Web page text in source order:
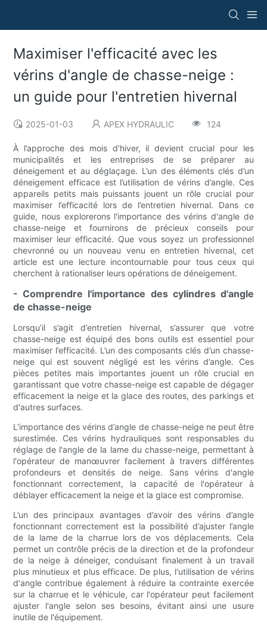
Maximiser l'efficacité avec les
vérins d'angle de chasse-neige :
un guide pour l'entretien hivernal
2025-01-03 APEX HYDRAULIC 124
À l’approche des mois d’hiver, il devient crucial pour les
municipalités et les entreprises de se préparer au
déneigement et au déglaçage. L’un des éléments clés d’un
déneigement efficace est l’utilisation de vérins d’angle. Ces
appareils petits mais puissants jouent un rôle crucial pour
maximiser l’efficacité lors de l’entretien hivernal. Dans ce
guide, nous explorerons l'importance des vérins d'angle de
chasse-neige et fournirons de précieux conseils pour
maximiser leur efficacité. Que vous soyez un professionnel
chevronné ou un nouveau venu en entretien hivernal, cet
article est une lecture incontournable pour tous ceux qui
cherchent à rationaliser leurs opérations de déneigement.
- Comprendre l'importance des cylindres d'angle
de chasse-neige
Lorsqu’il s’agit d’entretien hivernal, s’assurer que votre
chasse-neige est équipé des bons outils est essentiel pour
maximiser l’efficacité. L’un des composants clés d’un chasse-
neige qui est souvent négligé est les vérins d’angle. Ces
pièces petites mais importantes jouent un rôle crucial en
garantissant que votre chasse-neige est capable de dégager
efficacement la neige et la glace des routes, des parkings et
d'autres surfaces.
L’importance des vérins d’angle de chasse-neige ne peut être
surestimée. Ces vérins hydrauliques sont responsables du
réglage de l'angle de la lame du chasse-neige, permettant à
l'opérateur de manœuvrer facilement à travers différentes
profondeurs et densités de neige. Sans vérins d'angle
fonctionnant correctement, la capacité de l'opérateur à
déblayer efficacement la neige et la glace est compromise.
L’un des principaux avantages d’avoir des vérins d’angle
fonctionnant correctement est la possibilité d’ajuster l’angle
de la lame de la charrue lors de vos déplacements. Cela
permet un contrôle précis de la direction et de la profondeur
de la neige à déneiger, conduisant finalement à un travail
plus minutieux et plus efficace. De plus, l'utilisation de vérins
d'angle contribue également à réduire la contrainte exercée
sur la charrue et le véhicule, car l'opérateur peut facilement
ajuster l'angle selon ses besoins, évitant ainsi une usure
inutile de l'équipement.